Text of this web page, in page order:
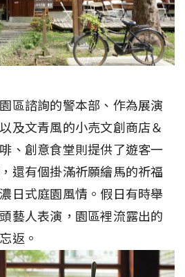
區諮詢的警本部、作為展演
及文青風的小売文創商店＆
、創意食堂則提供了遊客一
還有個掛滿祈願繪馬的祈福
日式庭園風情。假日有時舉
藝人表演，園區裡流露出的
返。